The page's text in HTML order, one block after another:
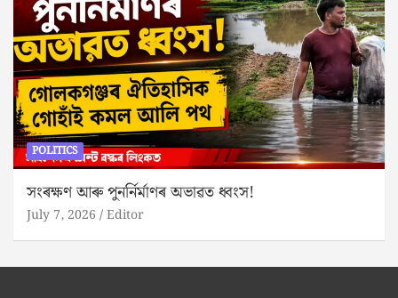
POLITICS
সংৰক্ষণ আৰু পুনৰ্নিৰ্মাণৰ অভাৱত ধ্বংস!
July 7, 2026 Editor